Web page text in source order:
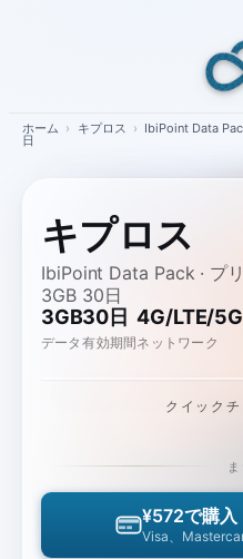
ホーム › キプロス › IbiPoint Data
日
キプロス
IbiPoint Data Pack · プ
3GB 30日
3GB
データ
30日
有効期間
4G/LTE/5G
ネットワーク
クイック
¥572で購入
Visa、